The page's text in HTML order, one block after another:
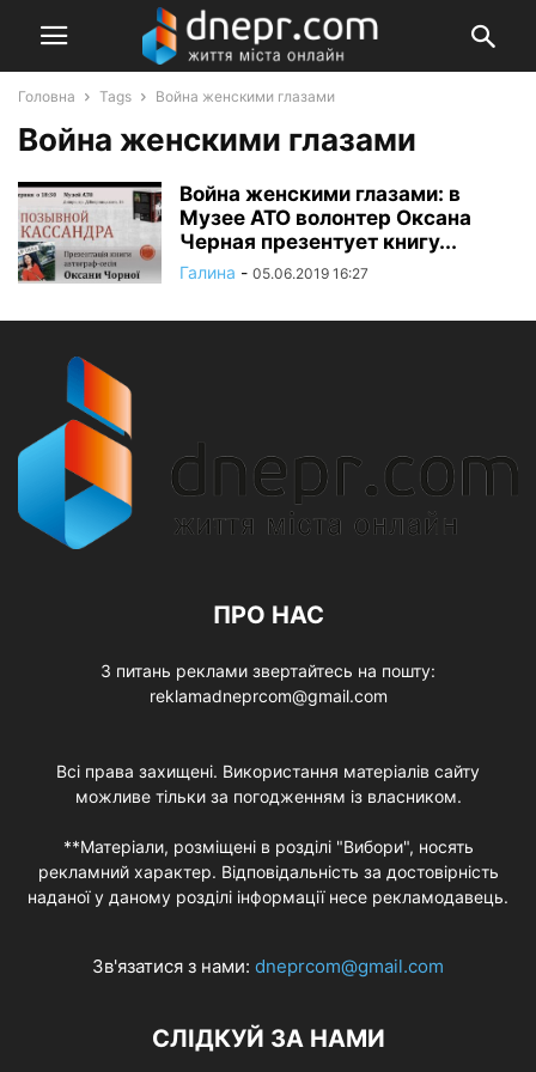
Головна Tags Война женскими глазами
Война женскими глазами
Война женскими глазами: в
Музее АТО волонтер Оксана
Черная презентует книгу...
Галина - 05.06.2019 16:27
ПРО НАС
З питань реклами звертайтесь на пошту:
reklamadneprcom@gmail.com
Всі права захищені. Використання матеріалів сайту
можливе тільки за погодженням із власником.
**Матеріали, розміщені в розділі "Вибори", носять
рекламний характер. Відповідальність за достовірність
наданої у даному розділі інформації несе рекламодавець.
Зв'язатися з нами: dneprcom@gmail.com
СЛІДКУЙ ЗА НАМИ